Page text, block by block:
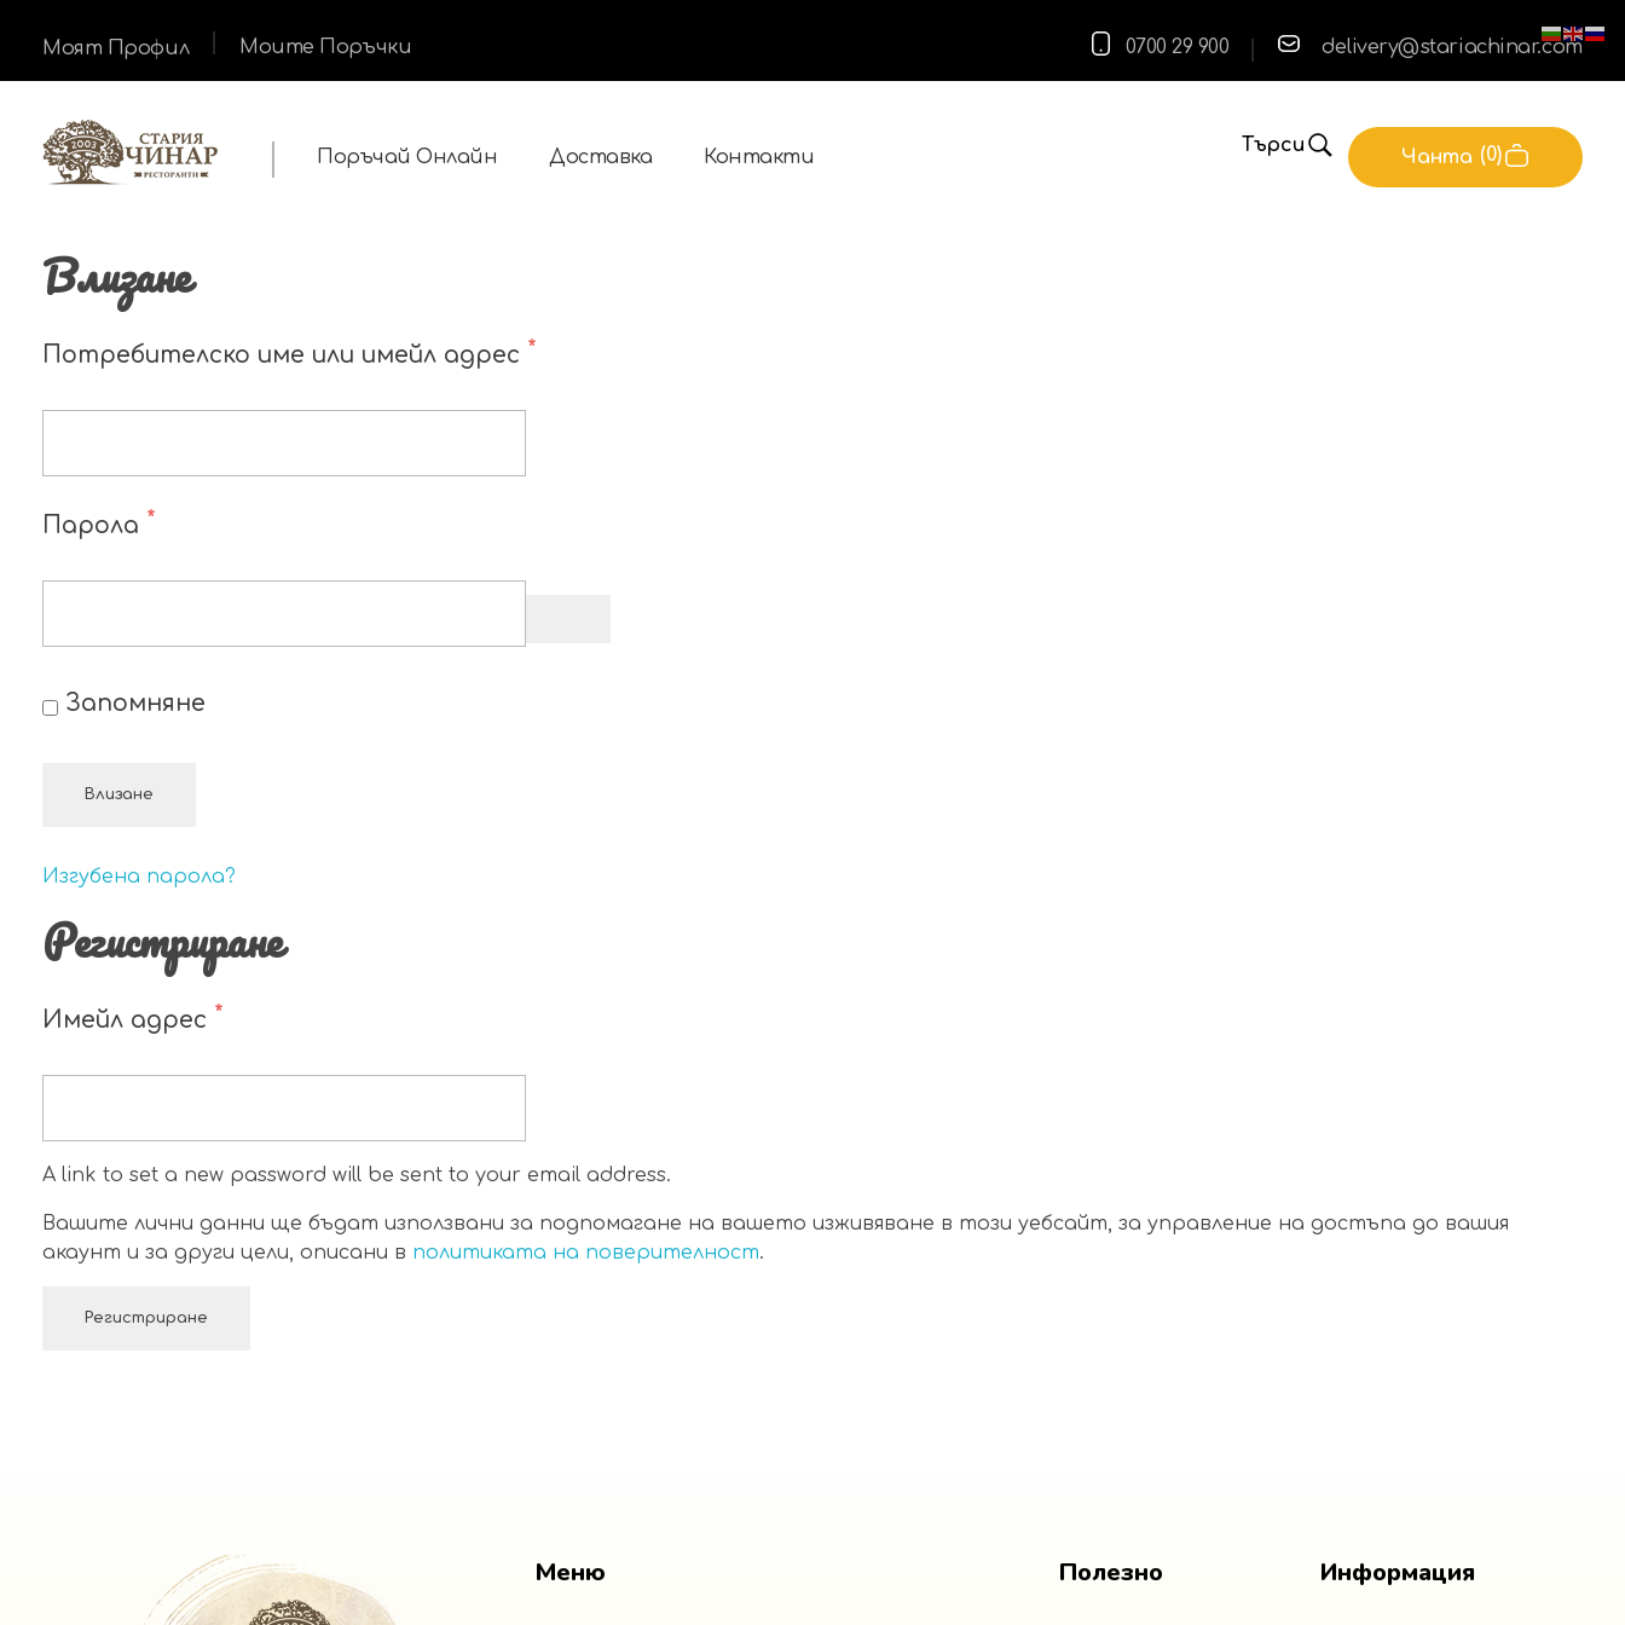
Моят Профил Моите Поръчки 0700 29 900 delivery@stariachinar.com
Поръчай Онлайн Доставка Контакти
Търси 0
Чанта
Влизане
Потребителско име или имейл адрес *
Парола *
Запомняне
Влизане
Изгубена парола?
Регистриране
Имейл адрес *
A link to set a new password will be sent to your email address.
Вашите лични данни ще бъдат използвани за подпомагане на вашето изживяване в този уебсайт, за управление на достъпа до вашия
акаунт и за други цели, описани в политиката на поверителност.
Регистриране
доставка | стария чинар
Меню Полезно Информация